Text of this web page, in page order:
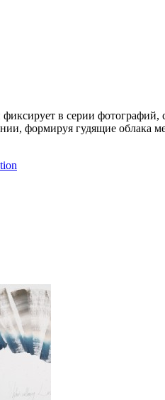
в серии
формируя гудящие облака